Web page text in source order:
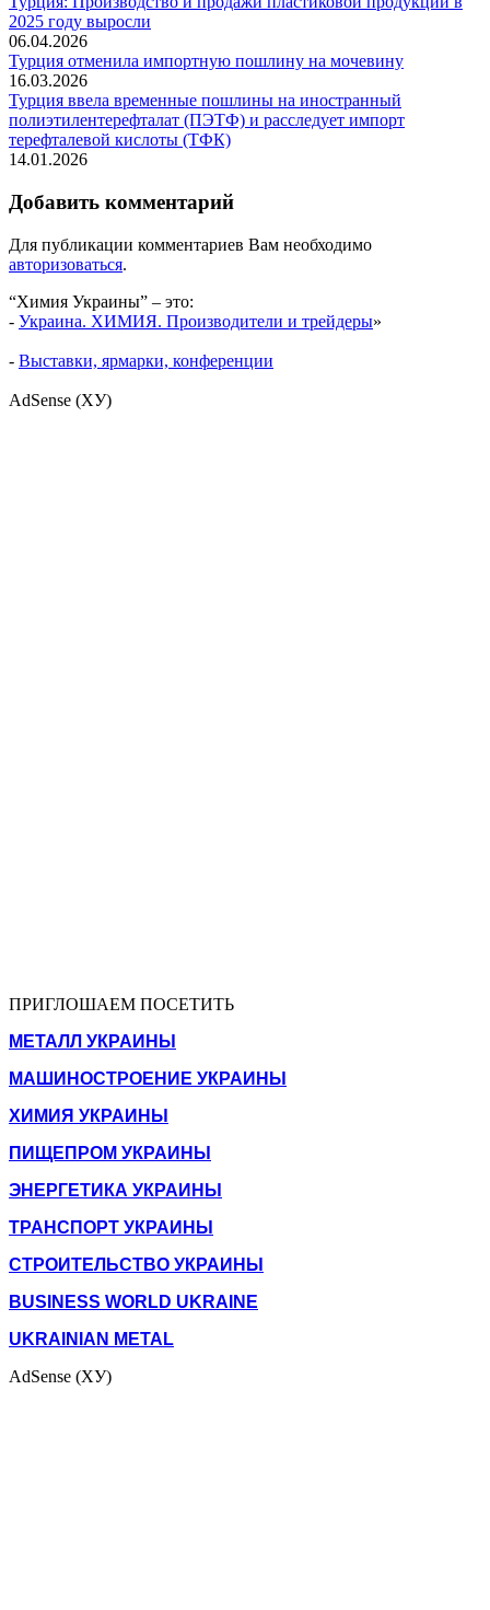
2025 году выросли
06.04.2026
Турция отменила импортную пошлину на мочевину
16.03.2026
Турция ввела временные пошлины на иностранный
полиэтилентерефталат (ПЭТФ) и расследует импорт
терефталевой кислоты (ТФК)
14.01.2026
Добавить комментарий
Для публикации комментариев Вам необходимо
авторизоваться.
“Химия Украины” – это:
- Украина. ХИМИЯ. Производители и трейдеры»
- Выставки, ярмарки, конференции
AdSense (ХУ)
ПРИГЛОШАЕМ ПОСЕТИТЬ
МЕТАЛЛ УКРАИНЫ
МАШИНОСТРОЕНИЕ УКРАИНЫ
ХИМИЯ УКРАИНЫ
ПИЩЕПРОМ УКРАИНЫ
ЭНЕРГЕТИКА УКРАИНЫ
ТРАНСПОРТ УКРАИНЫ
СТРОИТЕЛЬСТВО УКРАИНЫ
BUSINESS WORLD UKRAINE
UKRAINIAN METAL
AdSense (ХУ)